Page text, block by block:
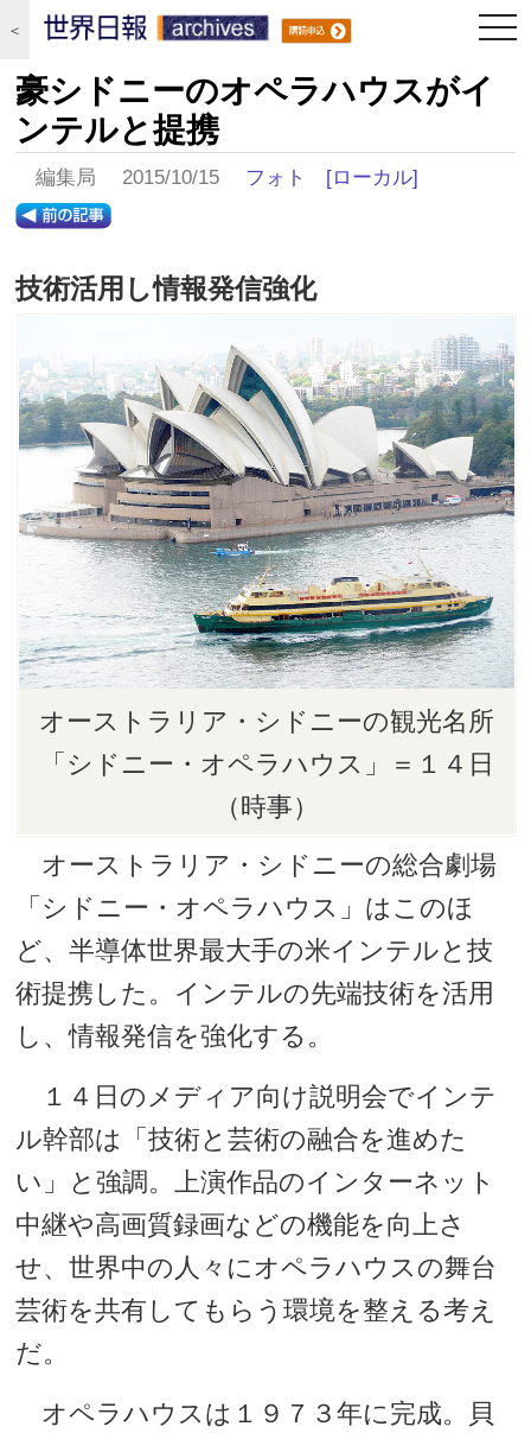
＜
豪シドニーのオペラハウスがイ
ンテルと提携
編集局 2015/10/15 フォト [ローカル]
技術活用し情報発信強化
オーストラリア・シドニーの観光名所
「シドニー・オペラハウス」＝１４日
（時事）
オーストラリア・シドニーの総合劇場
「シドニー・オペラハウス」はこのほ
ど、半導体世界最大手の米インテルと技
術提携した。インテルの先端技術を活用
し、情報発信を強化する。
１４日のメディア向け説明会でインテ
ル幹部は「技術と芸術の融合を進めた
い」と強調。上演作品のインターネット
中継や高画質録画などの機能を向上さ
せ、世界中の人々にオペラハウスの舞台
芸術を共有してもらう環境を整える考え
だ。
オペラハウスは１９７３年に完成。貝